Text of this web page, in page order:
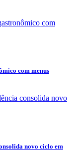
com menus
novo ciclo em